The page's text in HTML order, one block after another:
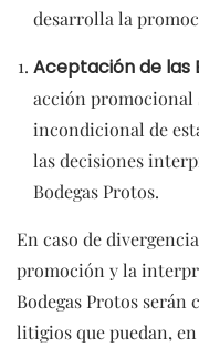
desarrolla la
Aceptación de las
acción promocional
incondicional de
las decisiones
Bodegas Protos.
En caso de
promoción y la
Bodegas Protos serán
litigios que puedan, en